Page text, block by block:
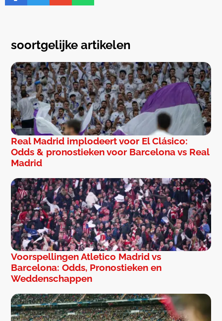
soortgelijke artikelen
Real Madrid implodeert voor El Clásico:
Odds & pronostieken voor Barcelona vs Real
Madrid
Voorspellingen Atletico Madrid vs
Barcelona: Odds, Pronostieken en
Weddenschappen